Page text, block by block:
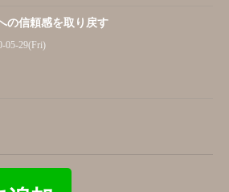
の信頼感を取り戻す
05-29(Fri)